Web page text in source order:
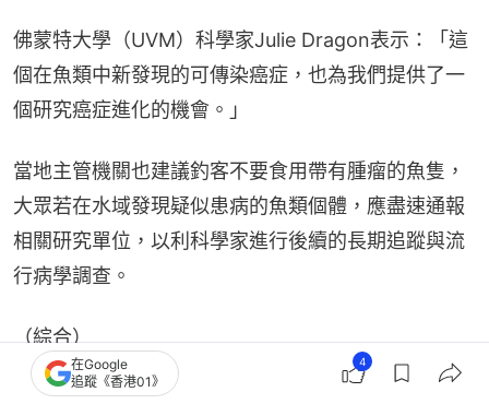
佛蒙特大學（UVM）科學家Julie Dragon表示：「這
個在魚類中新發現的可傳染癌症，也為我們提供了一
個研究癌症進化的機會。」
當地主管機關也建議釣客不要食用帶有腫瘤的魚隻，
大眾若在水域發現疑似患病的魚類個體，應盡速通報
相關研究單位，以利科學家進行後續的長期追蹤與流
行病學調查。
（綜合）
其他報道：身體長痣是警號！醫生揭痣長這裏致死率
在Google
追蹤《香港01》
4